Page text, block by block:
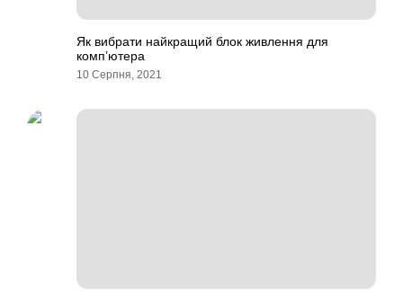
Як вибрати найкращий блок живлення для
комп’ютера
10 Серпня, 2021